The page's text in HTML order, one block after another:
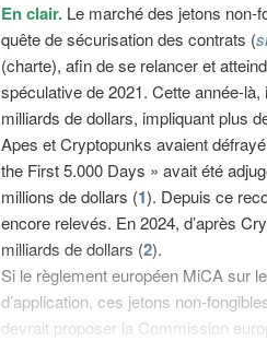
En clair. Le marché des jetons non-
quête de sécurisation des contrats (
(charte), afin de se relancer et
spéculative de 2021. Cette année-
milliards de dollars, impliquant plus
Apes et Cryptopunks avaient
the First 5.000 Days » avait été
millions de dollars (1). Depuis ce
encore relevés. En 2024, d’après
milliards de dollars (2).
Si le règlement européen MiCA sur
d’application, ces jetons non-
devrait proposer la Commission